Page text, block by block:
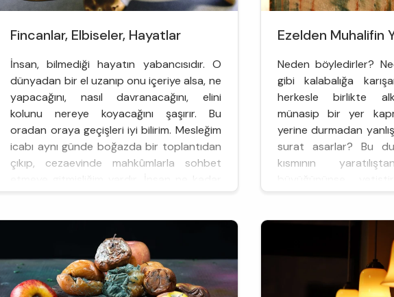
Fincanlar, Elbiseler, Hayatlar
İnsan, bilmediği hayatın yabancısıdır. O
dünyadan bir el uzanıp onu içeriye alsa, ne
yapacağını, nasıl davranacağını, elini
kolunu nereye koyacağını şaşırır. Bu
oradan oraya geçişleri iyi bilirim. Mesleğim
icabı aynı günde boğazda bir toplantıdan
çıkıp, cezaevinde mahkûmlarla sohbet
manzara biriktirirse o kadar esnekleşiyor.
Ezelden Muhalifin
Neden böyledirler?
gibi kalabalığa
herkesle birlikte
münasip bir yer
yerine durmadan
surat asarlar? Bu
kısmının
gelen, derin bir